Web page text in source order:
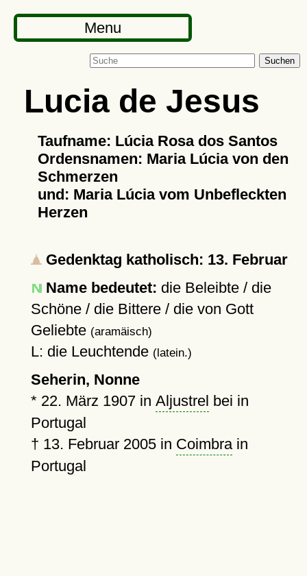
Menu
Suchen
Lucia de Jesus
Taufname: Lúcia Rosa dos Santos
Ordensnamen: Maria Lúcia von den
Schmerzen
und: Maria Lúcia vom Unbefleckten
Herzen
Gedenktag katholisch: 13. Februar
Name bedeutet: die Beleibte / die
Schöne / die Bittere / die von Gott
Geliebte (aramäisch)
L: die Leuchtende (latein.)
Seherin, Nonne
* 22. März 1907in Aljustrel bei in
Portugal
† 13. Februar 2005in Coimbrain
Portugal